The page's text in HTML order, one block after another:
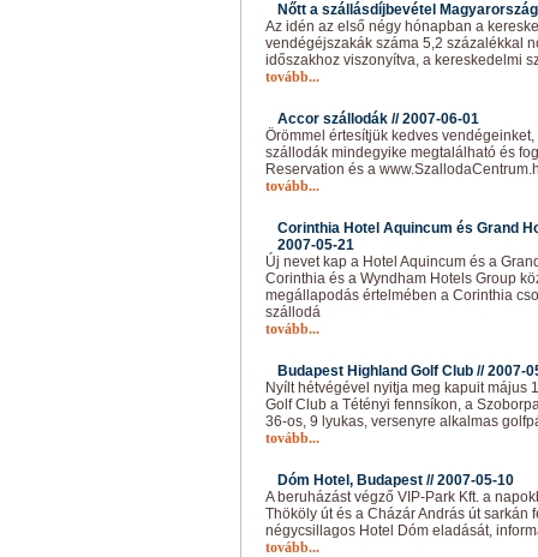
Nőtt a szállásdíjbevétel
Az idén az első négy hónapban a
vendégéjszakák száma 5,2 százalékkal
időszakhoz viszonyítva, a kereskedelmi
tovább...
Accor szállodák //2007-06-01
Örömmel értesítjük kedves
szállodák mindegyike megtalálható és
Reservation és a
tovább...
Corinthia Hotel Aquincum és Grand
2007-05-21
Új nevet kap a Hotel Aquincum és a
Corinthia és a Wyndham Hotels Group
megállapodás értelmében a Corinthia
szállodá
tovább...
Budapest Highland Golf Club //2007-
Nyílt hétvégével nyitja meg kapuit május
Golf Club a Tétényi fennsíkon, a
36-os, 9 lyukas, versenyre alkalmas
tovább...
Dóm Hotel, Budapest //2007-05-10
A beruházást végző VIP-Park Kft. a
Thököly út és a Cházár András út sarkán
négycsillagos Hotel Dóm eladását,
tovább...